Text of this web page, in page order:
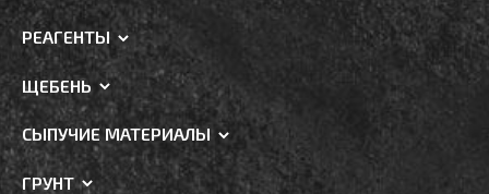
РЕАГЕНТЫ
ЩЕБЕНЬ
СЫПУЧИЕ МАТЕРИАЛЫ
ГРУНТ